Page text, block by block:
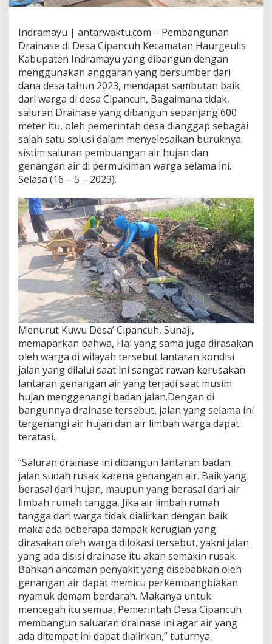
Indramayu | antarwaktu.com – Pembangunan
Drainase di Desa Cipancuh Kecamatan Haurgeulis
Kabupaten Indramayu yang dibangun dengan
menggunakan anggaran yang bersumber dari
dana desa tahun 2023, mendapat sambutan baik
dari warga di desa Cipancuh, Bagaimana tidak,
saluran Drainase yang dibangun sepanjang 600
meter itu, oleh pemerintah desa dianggap sebagai
salah satu solusi dalam menyelesaikan buruknya
sistim saluran pembuangan air hujan dan
genangan air di permukiman warga selama ini.
Selasa (16 – 5 – 2023).
Menurut Kuwu Desa’ Cipancuh, Sunaji,
memaparkan bahwa, Hal yang sama juga dirasakan
oleh warga di wilayah tersebut lantaran kondisi
jalan yang dilalui saat ini sangat rawan kerusakan
lantaran genangan air yang terjadi saat musim
hujan menggenangi badan jalan.Dengan di
bangunnya drainase tersebut, jalan yang selama ini
tergenangi air hujan dan air limbah warga dapat
teratasi.
“Saluran drainase ini dibangun lantaran badan
jalan sudah rusak karena genangan air. Baik yang
berasal dari hujan, maupun yang berasal dari air
limbah rumah tangga, Jika air limbah rumah
tangga dari warga tidak dialirkan dengan baik
maka ada beberapa dampak kerugian yang
dirasakan oleh warga dilokasi tersebut, yakni jalan
yang ada disisi drainase itu akan semakin rusak.
Bahkan ancaman penyakit yang disebabkan oleh
genangan air dapat memicu perkembangbiakan
nyamuk demam berdarah. Makanya untuk
mencegah itu semua, Pemerintah Desa Cipancuh
membangun saluaran drainase ini agar air yang
ada ditempat ini dapat dialirkan,” tuturnya.